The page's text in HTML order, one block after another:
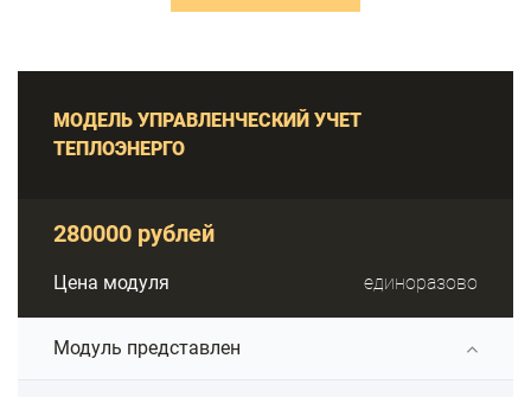
МОДЕЛЬ УПРАВЛЕНЧЕСКИЙ УЧЕТ
ТЕПЛОЭНЕРГО
280000 рублей
Цена модуля единоразово
Модуль представлен